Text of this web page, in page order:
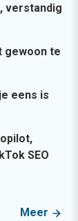
verstandig
gewoon te
eens is
SEO
Meer